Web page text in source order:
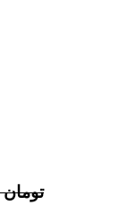
تومان